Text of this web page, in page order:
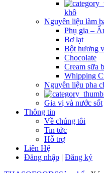
khô
Nguyên liệu làm
Phụ gia –
Bơ lạt
Bột hương
Chocolate
Cream sữa
Whipping
Nguyên liệu pha
Gia vị và nước sốt
Thông tin
Về chúng tôi
Tin tức
Hỗ trợ
Liên Hệ
Đăng nhập | Đăng ký